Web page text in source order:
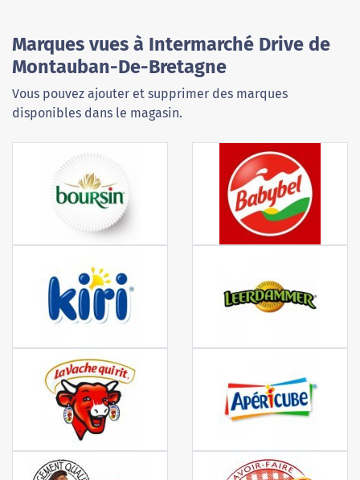
Marques vues à Intermarché Drive de
Montauban-De-Bretagne
Vous pouvez ajouter et supprimer des marques
disponibles dans le magasin.